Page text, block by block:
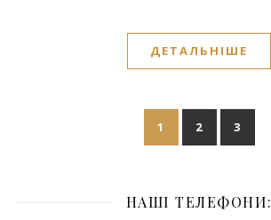
ДЕТАЛЬНІШЕ
1 2 3
НАШІ ТЕЛЕФОНИ: